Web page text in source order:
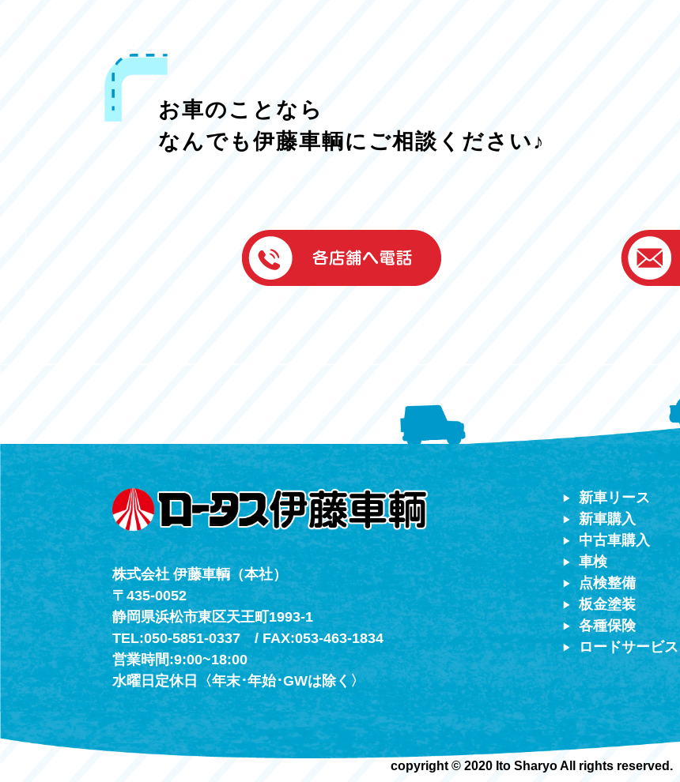
お車のことなら
なんでも伊藤車輌にご相談ください♪
伊藤車輌（本社）
050-5851-0337
株式会社 伊藤車輌（本社）
〒435-0052
静岡県浜松市東区天王町1993-1
TEL:050-5851-0337 / FAX:053-463-1834
営業時間:9:00~18:00
水曜日定休日〈年末･年始･GWは除く〉
新車リース
新車購入
中古車購入
車検
点検整備
板金塗装
各種保険
ロードサービス
copyright © 2020 Ito Sharyo All rights reserved.